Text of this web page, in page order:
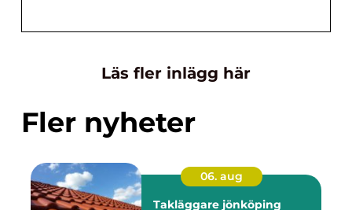
Läs fler inlägg här
Fler nyheter
06. aug
Takläggare jönköping